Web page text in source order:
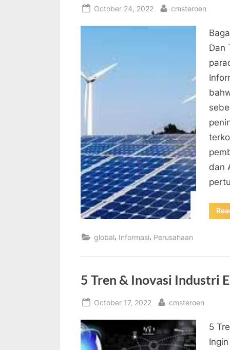
Posted
October 24, 2022 By
cmsteroen
Dan
dan
global, Informasi, Perusahaan
5 Tren & Inovasi Industri
Posted
October 17, 2022 By
cmsteroen
5